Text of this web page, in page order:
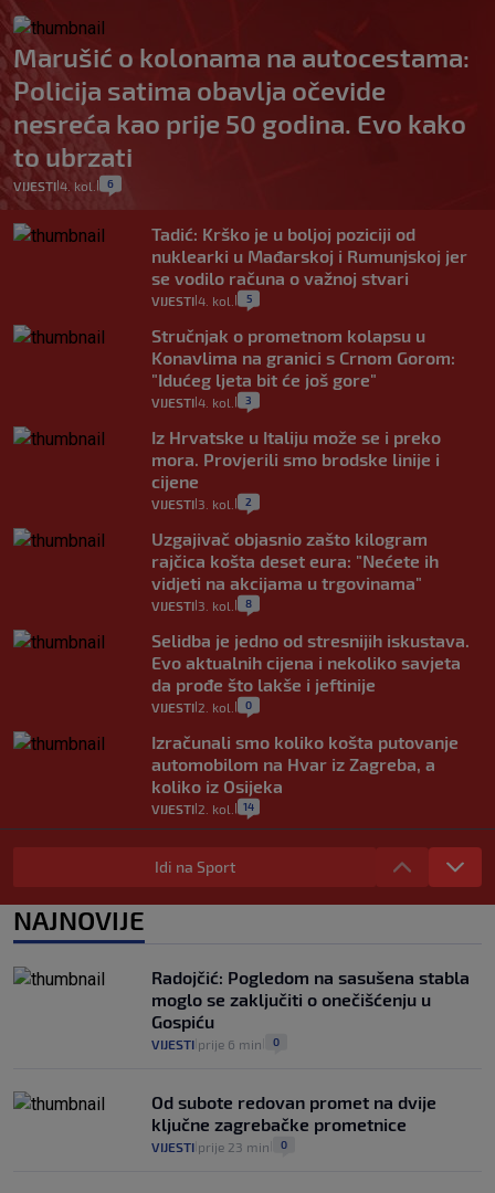
Marušić o kolonama na autocestama:
Policija satima obavlja očevide
nesreća kao prije 50 godina. Evo kako
to ubrzati
VIJESTI 4. kol. 6
Tadić: Krško je u boljoj poziciji od
nuklearki u Mađarskoj i Rumunjskoj jer
se vodilo računa o važnoj stvari
VIJESTI 4. kol. 5
Stručnjak o prometnom kolapsu u
Konavlima na granici s Crnom Gorom:
"Idućeg ljeta bit će još gore"
VIJESTI 4. kol. 3
Iz Hrvatske u Italiju može se i preko
mora. Provjerili smo brodske linije i
cijene
VIJESTI 3. kol. 2
Uzgajivač objasnio zašto kilogram
rajčica košta deset eura: "Nećete ih
vidjeti na akcijama u trgovinama"
VIJESTI 3. kol. 8
Selidba je jedno od stresnijih iskustava.
Evo aktualnih cijena i nekoliko savjeta
da prođe što lakše i jeftinije
VIJESTI 2. kol. 0
Izračunali smo koliko košta putovanje
automobilom na Hvar iz Zagreba, a
koliko iz Osijeka
VIJESTI 2. kol. 14
"Kći je otišla na more, a zaboravila
zdravstvenu iskaznicu". Kakva su prava
pacijenata izvan mjesta prebivališta?
1
junaci naših priča budu oni koji pomažu,
a ne oni koji su pobijedili nekoga"
VIJESTI 30. srp. 2
Idi na Sport
NAJNOVIJE
Radojčić: Pogledom na sasušena stabla
moglo se zaključiti o onečišćenju u
Gospiću
VIJESTI prije 6 min 0
Od subote redovan promet na dvije
ključne zagrebačke prometnice
VIJESTI prije 23 min 0